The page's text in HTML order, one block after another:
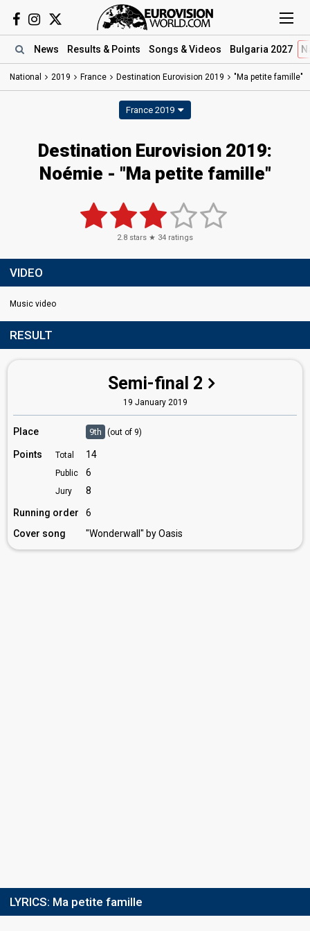
News Results & Points Songs & Videos Bulgaria 2027
National 2019 France Destination Eurovision 2019 "Ma petite famille"
France 2019
Destination Eurovision 2019:
Noémie - "Ma petite famille"
2.8 stars ★ 34 ratings
VIDEO
Music video
RESULT
Semi-final 2
19 January 2019
Place 9th (out of 9)
Points Total 14
Public 6
Jury
8
Running order
6
Cover song
"Wonderwall" by Oasis
LYRICS: Ma petite famille